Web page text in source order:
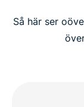
Så här ser